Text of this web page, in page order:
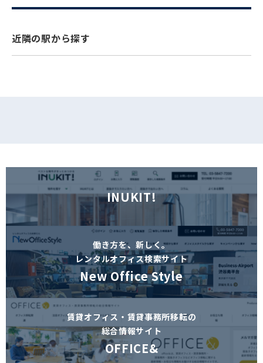
近隣の駅から探す
INUKIT!
働き方を、新しく。
レンタルオフィス検索サイト
New Office Style
賃貸オフィス・賃貸事務所移転の
総合情報サイト
OFFICE&